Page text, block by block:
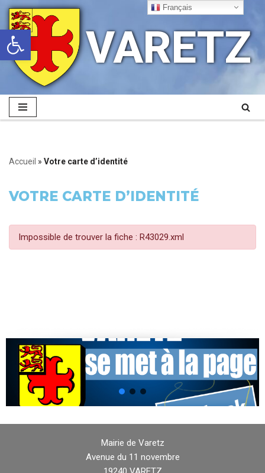
Ouvrir la barre d’outils
Aller
au
contenu
VARETZ
Accueil » Votre carte d’identité
VOTRE CARTE D’IDENTITÉ
Impossible de trouver la fiche : R43029.xml
Mairie de Varetz
Avenue du 11 novembre
Français